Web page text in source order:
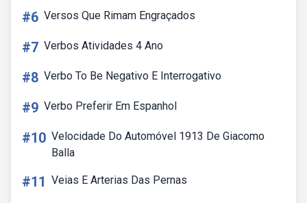
#6 Versos Que Rimam Engraçados
#7 Verbos Atividades 4 Ano
#8 Verbo To Be Negativo E Interrogativo
#9 Verbo Preferir Em Espanhol
#10 Velocidade Do Automóvel 1913 De Giacomo
Balla
#11 Veias E Arterias Das Pernas